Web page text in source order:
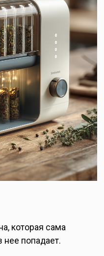
которая сама
нее попадает.